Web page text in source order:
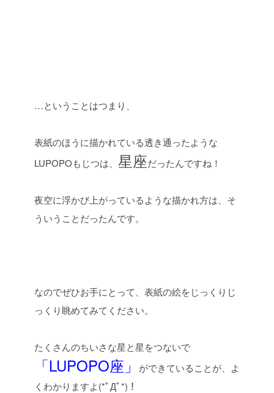
…ということはつまり、
表紙のほうに描かれている透き通ったような
LUPOPOもじつは、 星座だったんですね！
夜空に浮かび上がっているような描かれ方は、そ
ういうことだったんです。
なのでぜひお手にとって、表紙の絵をじっくりじ
っくり眺めてみてください。
たくさんのちいさな星と星をつないで
「LUPOPO座」
ができていることが、よ
くわかりますよ(*ﾟДﾟ*)！